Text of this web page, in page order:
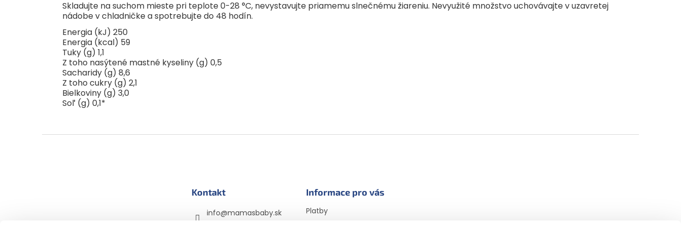
Skladujte na suchom mieste pri teplote 0-28 °C, nevystavujte priamemu slnečnému žiareniu. Nevyužité množstvo uchovávajte v uzavretej
nádobe v chladničke a spotrebujte do 48 hodín.
Energia (kJ) 250
Energia (kcal) 59
Tuky (g) 1,1
Z toho nasýtené mastné kyseliny (g) 0,5
Sacharidy (g) 8,6
Z toho cukry (g) 2,1
Bielkoviny (g) 3,0
Soľ (g) 0,1*
Kontakt
info@mamasbaby.sk
Informace pro vás
Platby